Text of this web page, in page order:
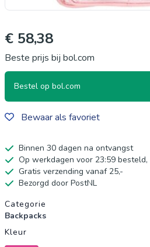
€ 58,38
Beste prijs bij bol.com
Bestel op bol.com
Bewaar als favoriet
Binnen 30 dagen na ontvangst
Op werkdagen voor 23:59 besteld,
Gratis verzending vanaf 25,-
Bezorgd door PostNL
Productgegevens
Categorie
Backpacks
Kleur